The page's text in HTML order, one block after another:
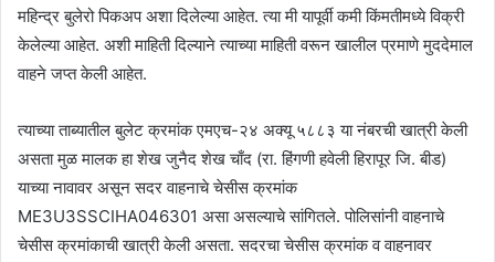
महिन्द्र बुलेरो पिकअप अशा दिलेल्या आहेत. त्या मी यापूर्वी कमी किंमतीमध्ये विक्री
केलेल्या आहेत. अशी माहिती दिल्याने त्याच्या माहिती वरून खालील प्रमाणे मुददेमाल
वाहने जप्त केली आहेत.
त्याच्या ताब्यातील बुलेट क्रमांक एमएच-२४ अक्यू ५८८३ या नंबरची खात्री केली
असता मुळ मालक हा शेख जुनैद शेख चाँद (रा. हिंगणी हवेली हिरापूर जि. बीड)
याच्या नावावर असून सदर वाहनाचे चेसीस क्रमांक
ME3U3SSCIHA046301 असा असल्याचे सांगितले. पोलिसांनी वाहनाचे
चेसीस क्रमांकाची खात्री केली असता. सदरचा चेसीस क्रमांक व वाहनावर